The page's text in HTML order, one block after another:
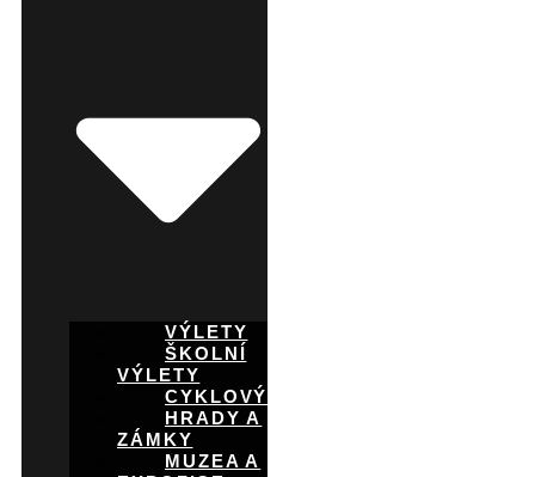
VÝLETY
ŠKOLNÍ
VÝLETY
CYKLOVÝLETY
HRADY A
ZÁMKY
MUZEA A